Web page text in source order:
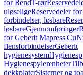
for BendT-rør
uløseligeReservedeler
forbindelser, løsbare
løsbareGjennomføringer
for Geberit Mapress
flensforbindelserGeberit
hygienesystem
Hygienespylerenheter
dekkplaterSisterner og